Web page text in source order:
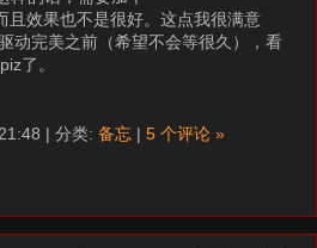
且效果也不是很好。这点我很满意
动完美之前（希望不会等很久），看
了。
| 分类: 备忘 | 5 个评论 »